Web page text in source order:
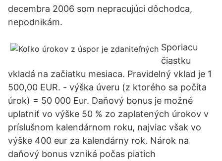
decembra 2006 som nepracujúci dôchodca,
nepodnikám.
Sporiacu
čiastku
vkladá na začiatku mesiaca. Pravidelný vklad je 1
500,00 EUR. - výška úveru (z ktorého sa počíta
úrok) = 50 000 Eur. Daňový bonus je možné
uplatniť vo výške 50 % zo zaplatených úrokov v
príslušnom kalendárnom roku, najviac však vo
výške 400 eur za kalendárny rok. Nárok na
daňový bonus vzniká počas piatich